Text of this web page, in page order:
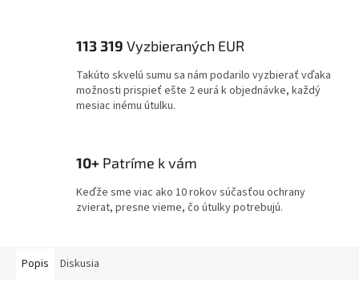
113 319 Vyzbieraných EUR
Takúto skvelú sumu sa nám podarilo vyzbierať vďaka
možnosti prispieť ešte 2 eurá k objednávke, každý
mesiac inému útulku.
10+ Patríme k vám
Keďže sme viac ako 10 rokov súčasťou ochrany
zvierat, presne vieme, čo útulky potrebujú.
Popis Diskusia